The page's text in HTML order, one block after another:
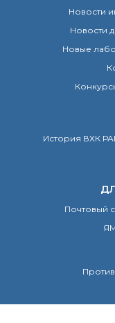
Новости
Новости
Новые
История ВХК
Почтовый